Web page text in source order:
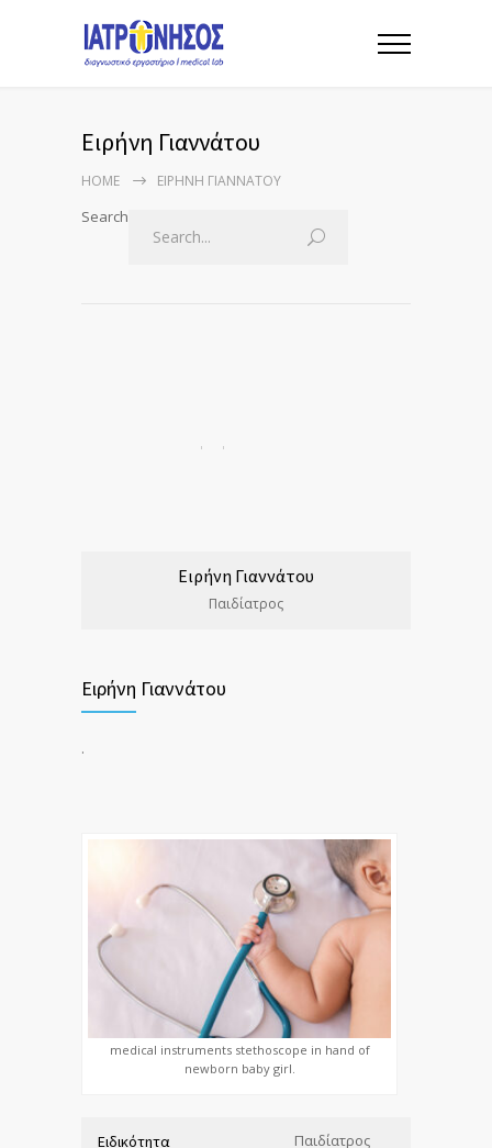
Ειρήνη Γιαννάτου
HOME ΕΙΡΉΝΗ ΓΙΑΝΝΆΤΟΥ
Search
Ειρήνη Γιαννάτου
Παιδίατρος
Ειρήνη Γιαννάτου
.
medical instruments stethoscope in hand of
newborn baby girl.
Ειδικότητα Παιδίατρος